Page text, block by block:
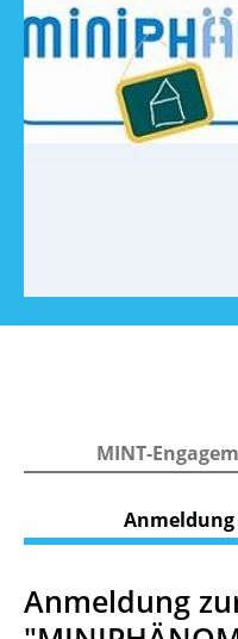
MINT-
Anmeldung